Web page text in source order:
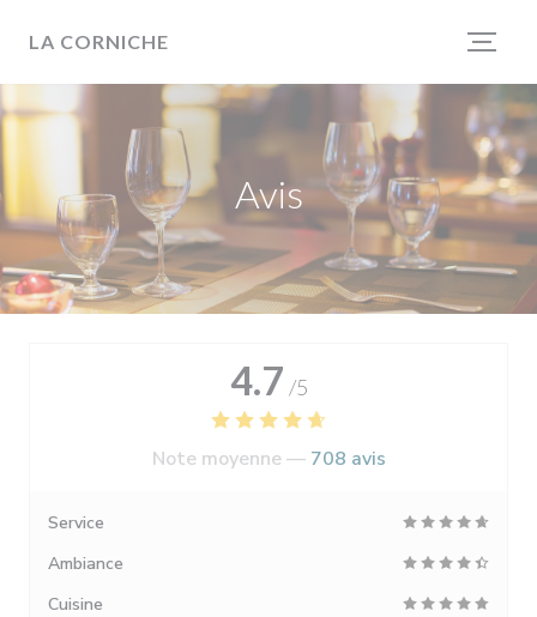
LA CORNICHE
Avis
4.7 /5
Note moyenne — 708 avis
Service
Ambiance
Cuisine